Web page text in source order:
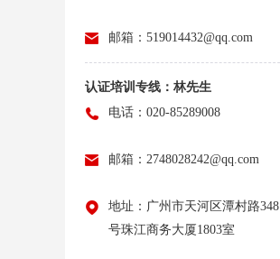
邮箱：519014432@qq.com
认证培训专线：林先生
电话：020-85289008
邮箱：2748028242@qq.com
地址：广州市天河区潭村路348
号珠江商务大厦1803室